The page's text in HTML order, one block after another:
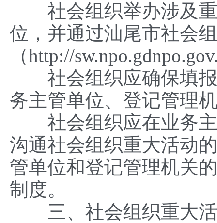
社会组织举办涉及重
位，并通过汕尾市社会
（http://
社会组织应确保填报
务主管单位、登记管理
社会组织应在业务主
沟通社会组织重大活动
管单位和登记管理机关
制度。
三、社会组织重大活